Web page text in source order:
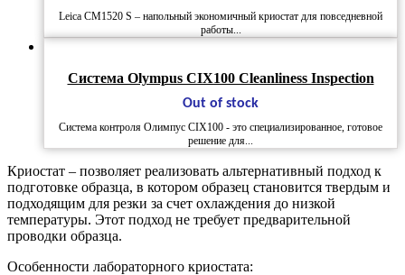
Leica CM1520 S – напольный экономичный криостат для повседневной
работы...
Система Olympus CIX100 Cleanliness Inspection
Out of stock
Система контроля Олимпус CIX100 - это специализированное, готовое
решение для...
Криостат – позволяет реализовать альтернативный подход к
подготовке образца, в котором образец становится твердым и
подходящим для резки за счет охлаждения до низкой
температуры. Этот подход не требует предварительной
проводки образца.
Особенности лабораторного криостата: